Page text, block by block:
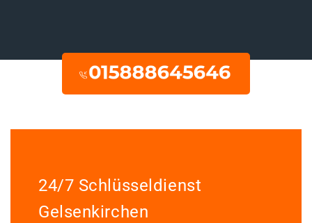
24/7 Schlüsseldienst
Gelsenkirchen